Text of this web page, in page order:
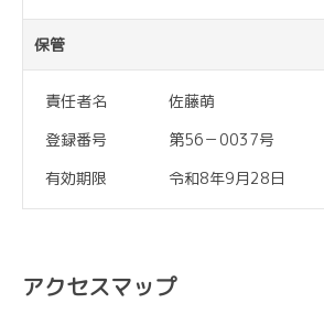
保管
責任者名
佐藤萌
登録番号
第56－0037号
有効期限
令和8年9月28日
アクセスマップ